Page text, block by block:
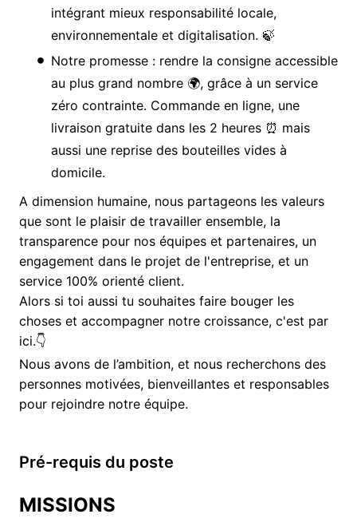
intégrant mieux responsabilité locale,
environnementale et digitalisation. 🍃
Notre promesse : rendre la consigne accessible
au plus grand nombre 🌍, grâce à un service
zéro contrainte. Commande en ligne, une
livraison gratuite dans les 2 heures ⏰ mais
aussi une reprise des bouteilles vides à
domicile.
A dimension humaine, nous partageons les valeurs
que sont le plaisir de travailler ensemble, la
transparence pour nos équipes et partenaires, un
engagement dans le projet de l'entreprise, et un
service 100% orienté client.
Alors si toi aussi tu souhaites faire bouger les
choses et accompagner notre croissance, c'est par
ici.👇
Nous avons de l’ambition, et nous recherchons des
personnes motivées, bienveillantes et responsables
pour rejoindre notre équipe.
Pré-requis du poste
MISSIONS